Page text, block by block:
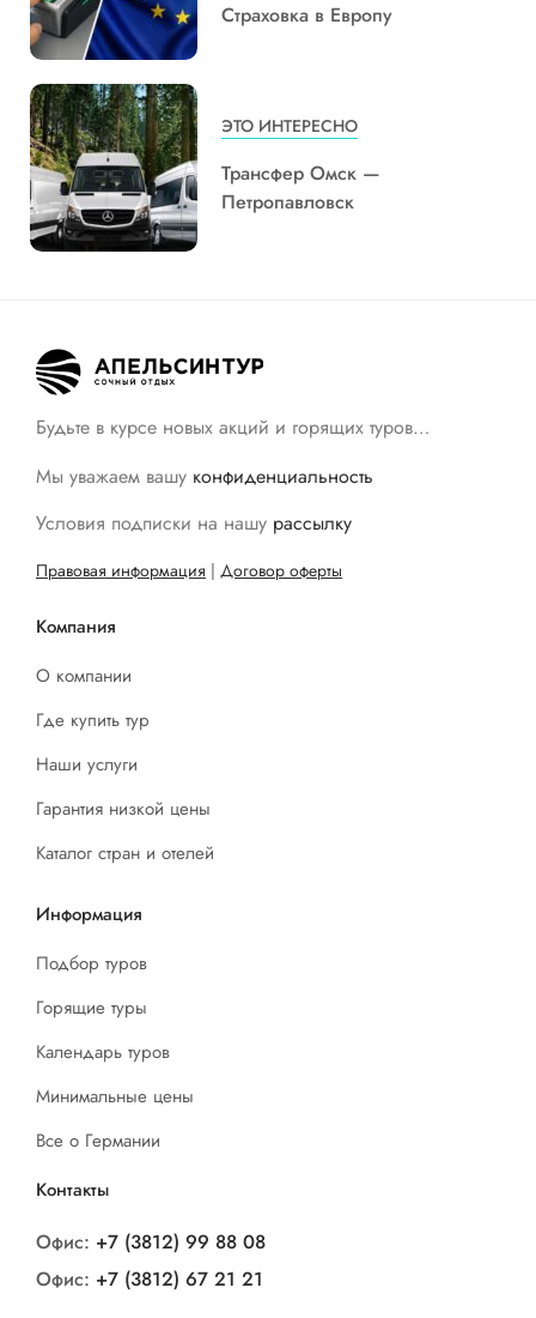
Страховка в Европу
ЭТО ИНТЕРЕСНО
Трансфер Омск —
Петропавловск
Будьте в курсе новых акций и горящих туров…
Мы уважаем вашу конфиденциальность
Условия подписки на нашу рассылку
Правовая информация | Договор оферты
Компания
О компании
Где купить тур
Наши услуги
Гарантия низкой цены
Каталог стран и отелей
Информация
Подбор туров
Горящие туры
Календарь туров
Минимальные цены
Все о Германии
Контакты
Офис: +7 (3812) 99 88 08
Офис: +7 (3812) 67 21 21